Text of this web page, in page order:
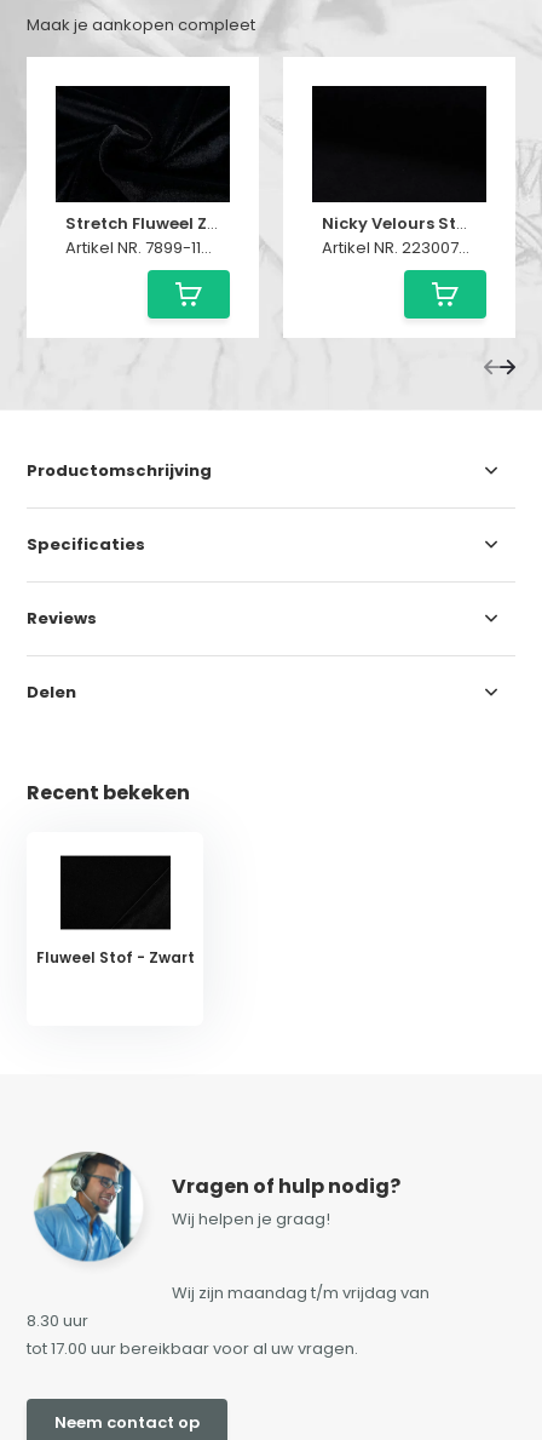
Maak je aankopen compleet
Stretch Fluweel Zwart
Artikel NR. 7899-1100775001
Nicky Velours Stof Zwart
Artikel NR. 223007-5002
Productomschrijving
Specificaties
Reviews
Delen
Recent bekeken
Fluweel Stof - Zwart
Vragen of hulp nodig?
Wij helpen je graag!
Wij zijn maandag t/m vrijdag van
8.30 uur
tot 17.00 uur bereikbaar voor al uw vragen.
Neem contact op